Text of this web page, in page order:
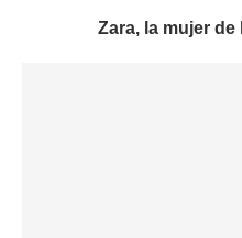
Zara, la mujer de